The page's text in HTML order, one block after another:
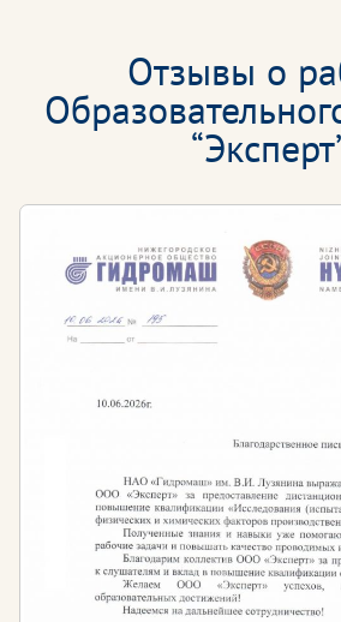
Отзывы о